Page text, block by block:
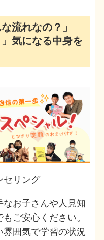
流れなの？」
」気になる中身を
セリング
お子さんや人見知
ご安心ください。
雰囲気で学習の状況